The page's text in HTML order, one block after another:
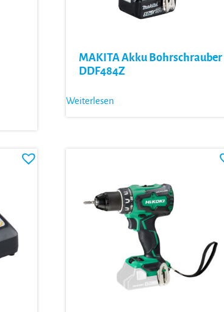
MAKITA Akku Bohrschrauber
DDF484Z
Weiterlesen